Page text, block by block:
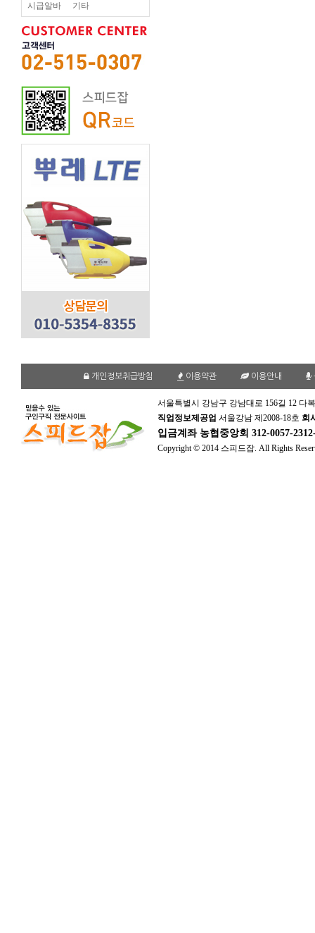
시급알바 기타
개인정보취급방침 이용약관 이용안내
서울특별시 강남구 강남대로 156길 12 다
직업정보제공업 서울강남 제2008-18호 회
입금계좌 농협중앙회 312-0057-
Copyright © 2014 스피드잡. All Rights